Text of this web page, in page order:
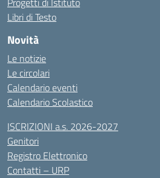
Libri di Testo
Novità
Le notizie
Le circolari
Calendario eventi
Calendario Scolastico
ISCRIZIONI a.s. 2026-2027
Genitori
Registro Elettronico
Contatti – URP